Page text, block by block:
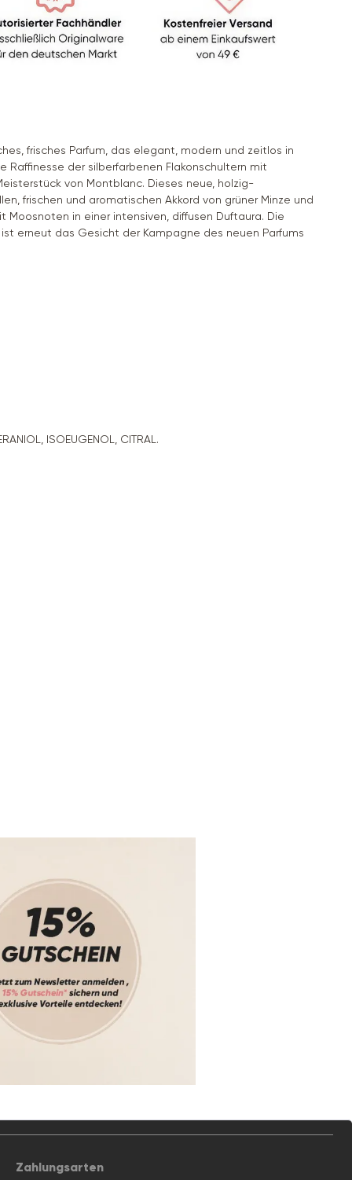
frisches Parfum, das elegant, modern und zeitlos in
Raffinesse der silberfarbenen Flakonschultern mit
von Montblanc. Dieses neue, holzig-
frischen und aromatischen Akkord von grüner Minze und
in einer intensiven, diffusen Duftaura. Die
erneut das Gesicht der Kampagne des neuen Parfums
ISOEUGENOL, CITRAL.
Zahlungsarten